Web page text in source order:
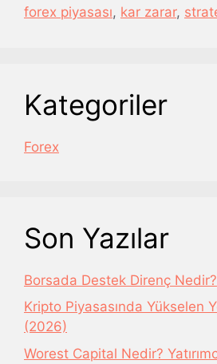
forex piyasası, kar zarar,
Kategoriler
Forex
Son Yazılar
Borsada Destek Direnç Nedir?
Kripto Piyasasında Yükselen
(2026)
Worest Capital Nedir?